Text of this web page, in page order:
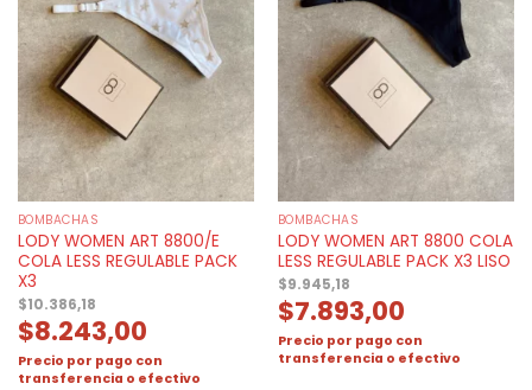
BOMBACHAS
LODY WOMEN ART 8800/E
COLA LESS REGULABLE PACK
X3
$10.386,18
$8.243,00
Precio por pago con
transferencia o efectivo
BOMBACHAS
LODY WOMEN ART 8800 COLA
LESS REGULABLE PACK X3 LISO
$9.945,18
$7.893,00
Precio por pago con
transferencia o efectivo